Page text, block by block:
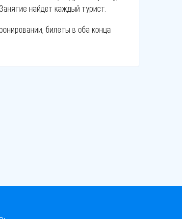
найдет каждый турист.
билеты в оба конца